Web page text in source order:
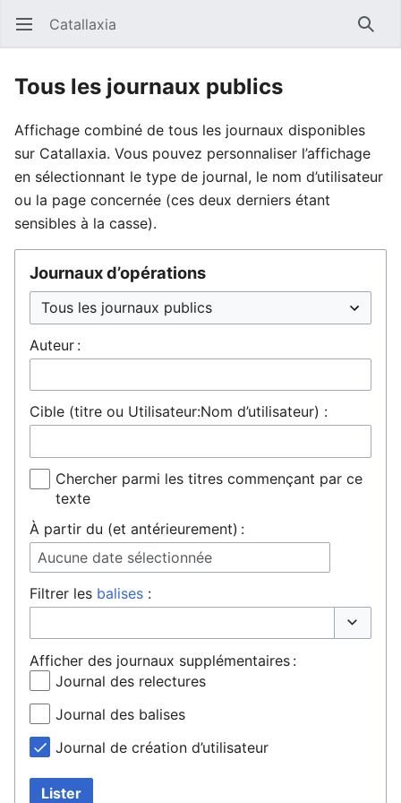
Ouvrir le menu principal Catallaxia
Tous les journaux publics
Affichage combiné de tous les journaux disponibles
sur Catallaxia. Vous pouvez personnaliser l’affichage
en sélectionnant le type de journal, le nom d’utilisateur
ou la page concernée (ces deux derniers étant
sensibles à la casse).
Journaux d’opérations
Auteur :
Cible (titre ou Utilisateur:Nom d’utilisateur) :
Chercher parmi les titres commençant par ce
texte
À partir du (et antérieurement) :
Aucune date sélectionnée
Filtrer les balises :
Afficher des journaux supplémentaires :
Journal des relectures
Journal des balises
Journal de création d’utilisateur
Lister